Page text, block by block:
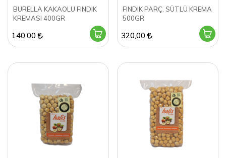
BURELLA KAKAOLU FINDIK
KREMASI 400GR
140,00
FINDIK PARÇ. SÜTLÜ KREMA
500GR
320,00